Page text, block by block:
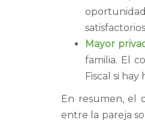
Mayor
familia. El
Fiscal si
En resumen, el
entre la pareja